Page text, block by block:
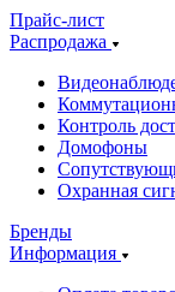
Прайс-лист
Распродажа
Контроль
Домофоны
Охранная
Бренды
Информация